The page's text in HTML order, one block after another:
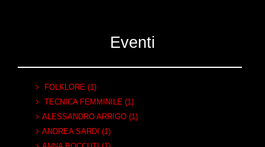
Eventi
FOLKLORE (1)
TECNICA FEMMINILE (1)
ALESSANDRO ARRIGO (1)
ANDREA SARDI (1)